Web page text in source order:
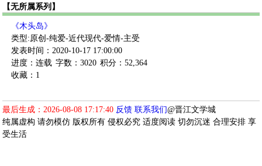
【无所属系列】
《木头岛》
类型:原创-纯爱-近代现代-爱情-主受
发表时间：2020-10-17 17:00:00
进度：连载 字数：3020 积分：52,364
收藏：1
最后生成：2026-08-08 17:17:40 反馈 联系我们@晋江文学城
纯属虚构 请勿模仿 版权所有 侵权必究 适度阅读 切勿沉迷 合理安排 享
受生活